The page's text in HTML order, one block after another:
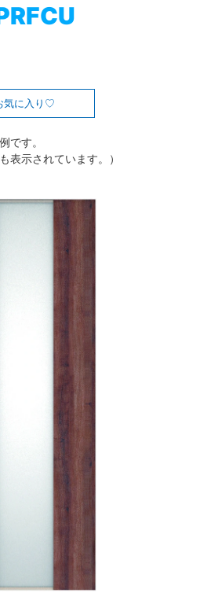
気に入り
です。
表示されています。）